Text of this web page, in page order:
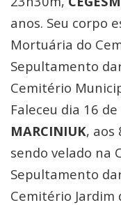
anos. Seu corpo
Mortuária do
Sepultamento
Cemitério
Faleceu dia 16
MARCINIUK, aos
sendo velado na
Sepultamento
Cemitério Jardim